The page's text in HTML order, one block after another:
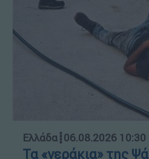
Ελλάδα┋06.08.2026 10:30
Τα «γεράκια» της